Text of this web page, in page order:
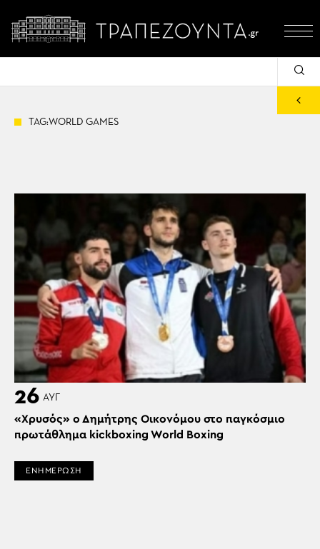
TAG:WORLD GAMES
26 ΑΥΓ
«Χρυσός» ο Δημήτρης Οικονόμου στο παγκόσμιο
πρωτάθλημα kickboxing World Boxing
ΕΝΗΜΕΡΩΣΗ